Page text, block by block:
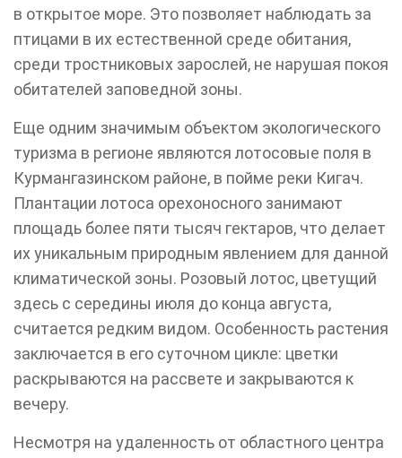
в открытое море. Это позволяет наблюдать за
птицами в их естественной среде обитания,
среди тростниковых зарослей, не нарушая покоя
обитателей заповедной зоны.
Еще одним значимым объектом экологического
туризма в регионе являются лотосовые поля в
Курмангазинском районе, в пойме реки Кигач.
Плантации лотоса орехоносного занимают
площадь более пяти тысяч гектаров, что делает
их уникальным природным явлением для данной
климатической зоны. Розовый лотос, цветущий
здесь с середины июля до конца августа,
считается редким видом. Особенность растения
заключается в его суточном цикле: цветки
раскрываются на рассвете и закрываются к
вечеру.
Несмотря на удаленность от областного центра